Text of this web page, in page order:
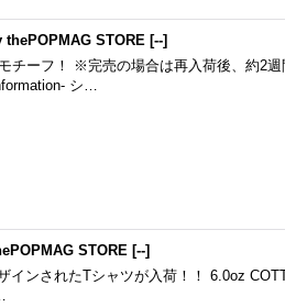
thePOPMAG STORE [--]
チーフ！ ※完売の場合は再入荷後、約2週
シ…
STORE [--]
インされたTシャツが入荷！！ 6.0oz